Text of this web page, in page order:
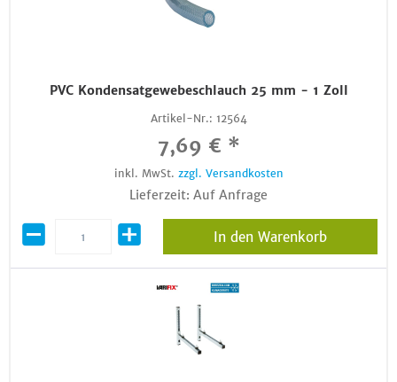
PVC Kondensatgewebeschlauch 25 mm - 1 Zoll
Artikel-Nr.: 12564
7,69 € *
inkl. MwSt. zzgl. Versandkosten
Lieferzeit: Auf Anfrage
In den Warenkorb